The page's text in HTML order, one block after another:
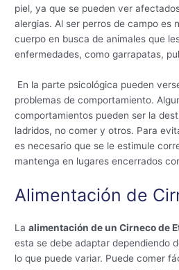
piel, ya que se pueden ver
alergias. Al ser perros de campo es
cuerpo en busca de animales que
enfermedades, como garrapatas,
En la parte psicológica pueden
problemas de comportamiento.
comportamientos pueden ser la
ladridos, no comer y otros. Para
es necesario que se le estimule
mantenga en lugares encerrados
Alimentación de
Laalimentación de un Cirneco de
esta se debe adaptar dependiendo
lo que puede variar. Puede comer